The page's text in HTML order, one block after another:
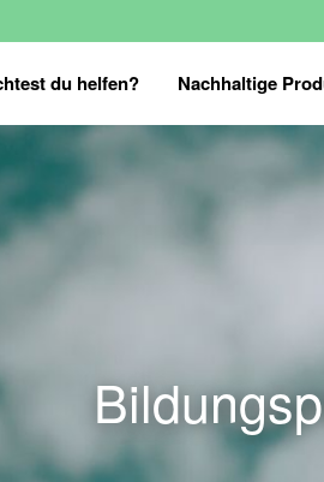
du helfen? Nachhaltige